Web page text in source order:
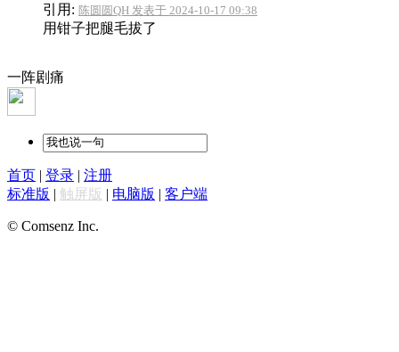
引用: 陈圆圆QH 发表于 2024-10-17 09:38
用钳子把腿毛拔了
一阵剧痛
首页 | 登录 | 注册
标准版 | 触屏版 | 电脑版 | 客户端
© Comsenz Inc.